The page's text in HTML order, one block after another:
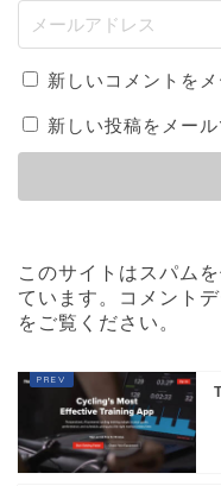
新しいコメントを
新しい投稿をメー
このサイトはスパム
ています。
コメント
をご覧ください 。